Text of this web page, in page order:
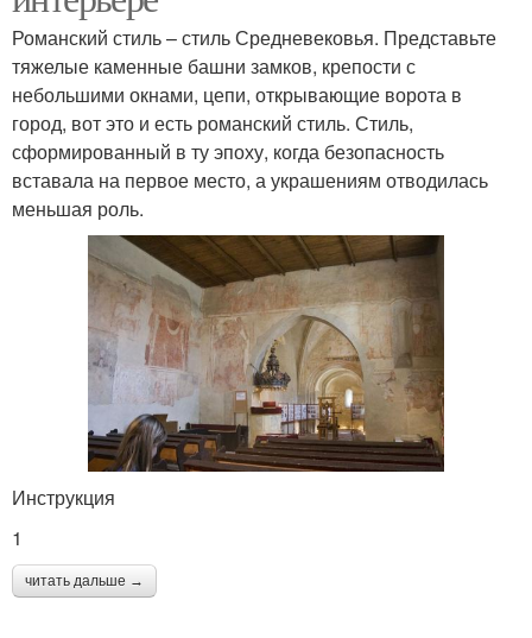
Романский стиль – стиль Средневековья. Представьте
тяжелые каменные башни замков, крепости с
небольшими окнами, цепи, открывающие ворота в
город, вот это и есть романский стиль. Стиль,
сформированный в ту эпоху, когда безопасность
вставала на первое место, а украшениям отводилась
меньшая роль.
Инструкция
1
читать дальше →